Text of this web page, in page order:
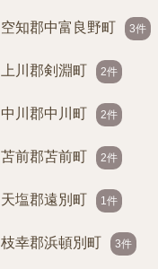
空知郡中富良野町 3件
上川郡剣淵町 2件
中川郡中川町 2件
苫前郡苫前町 2件
天塩郡遠別町 1件
枝幸郡浜頓別町 3件